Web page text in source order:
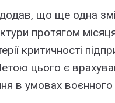
що ще одна
протягом
критичності
цього є
в умовах воєнного